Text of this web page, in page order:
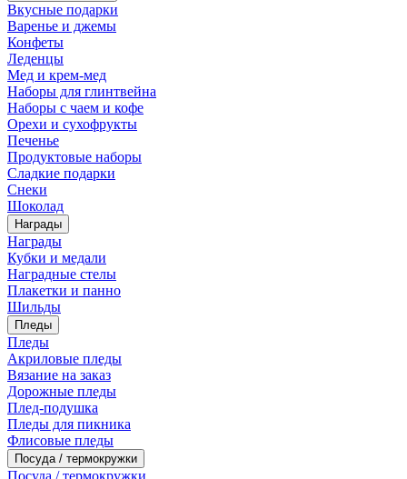
Вкусные подарки
Варенье и джемы
Конфеты
Леденцы
Мед и крем-мед
Наборы для глинтвейна
Наборы с чаем и кофе
Орехи и сухофрукты
Печенье
Продуктовые наборы
Сладкие подарки
Снеки
Шоколад
Награды
Награды
Кубки и медали
Наградные стелы
Плакетки и панно
Шильды
Пледы
Пледы
Акриловые пледы
Вязание на заказ
Дорожные пледы
Плед-подушка
Пледы для пикника
Флисовые пледы
Посуда / термокружки
Посуда / термокружки